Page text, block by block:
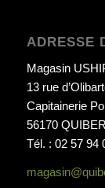
ADRESSE
Magasin
13 rue
Capitainerie
56170
Tél. : 02 57 94